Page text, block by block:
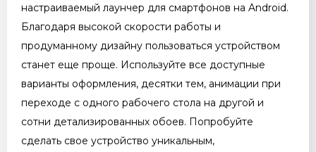
настраиваемый лаунчер для смартфонов на Android.
Благодаря высокой скорости работы и
продуманному дизайну пользоваться устройством
станет еще проще. Используйте все доступные
варианты оформления, десятки тем, анимации при
переходе с одного рабочего стола на другой и
сотни детализированных обоев. Попробуйте
сделать свое устройство уникальным,